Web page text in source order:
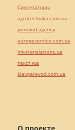
О проекте
Синтезаторы
agrotechnika.com.ua
perevod.agency
europeservice.com.ua
mk-translations.ua
текст юа
kievperevod.com.ua